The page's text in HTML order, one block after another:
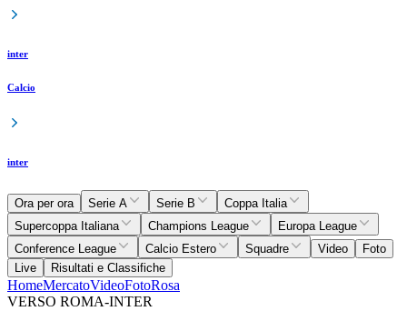
inter
Calcio
inter
Ora per ora Serie A Serie B
Coppa Italia
Supercoppa Italiana
Champions League
Europa League
Conference League
Calcio Estero Squadre Video
Foto
Live
Risultati e Classifiche
HomeMercatoVideoFotoRosa
VERSO ROMA-INTER